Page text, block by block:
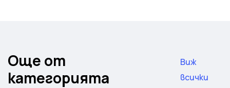
Още от
категорията
Виж
всички